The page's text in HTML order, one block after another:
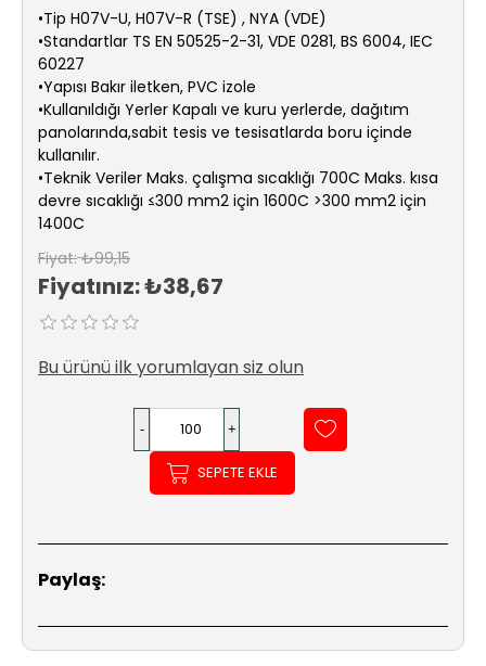
Tesisat
Sistemleri
Ürün
Katalog/Liste
Fiyatları
•Tip H07V-U, H07V-R (TSE) , NYA (VDE)
•Standartlar TS EN 50525-2-31, VDE 0281, BS 6004, IEC
60227
•Yapısı Bakır iletken, PVC izole
•Kullanıldığı Yerler Kapalı ve kuru yerlerde, dağıtım
panolarında,sabit tesis ve tesisatlarda boru içinde
kullanılır.
•Teknik Veriler Maks. çalışma sıcaklığı 700C Maks. kısa
devre sıcaklığı ≤300 mm2 için 1600C >300 mm2 için
1400C
Fiyat: ₺99,15
Fiyatınız:₺38,67
Bu ürünü ilk yorumlayan siz olun
SEPETE EKLE
Paylaş: